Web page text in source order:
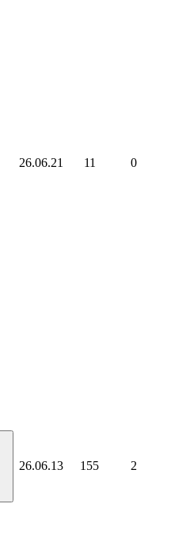
26.06.21 11 0
26.06.13 155 2